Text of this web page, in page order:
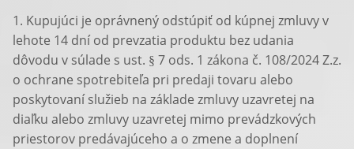
1. Kupujúci je oprávnený odstúpiť od kúpnej zmluvy v
lehote 14 dní od prevzatia produktu bez udania
dôvodu v súlade s ust. § 7 ods. 1 zákona č. 108/2024 Z.z.
o ochrane spotrebiteľa pri predaji tovaru alebo
poskytovaní služieb na základe zmluvy uzavretej na
diaľku alebo zmluvy uzavretej mimo prevádzkových
priestorov predávajúceho a o zmene a doplnení